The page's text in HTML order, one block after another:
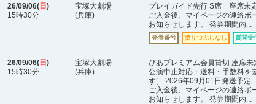
26/09/06( 日 )
15時30分
宝塚大劇場
(兵庫)
プレイガイド先行 S席 座席未
ご入金後、マイページの連絡ボ
お知らせします。 発券期間内...
発券番号 塗りつぶしなし 質問受
26/09/06( 日 )
15時30分
宝塚大劇場
(兵庫)
ぴあプレミアム会員貸切 座席
公演中止対応：送料・手数料を
す］ 2026年09月01日発送予定
ご入金後、マイページの連絡ボ
お知らせします。 発券期間内...